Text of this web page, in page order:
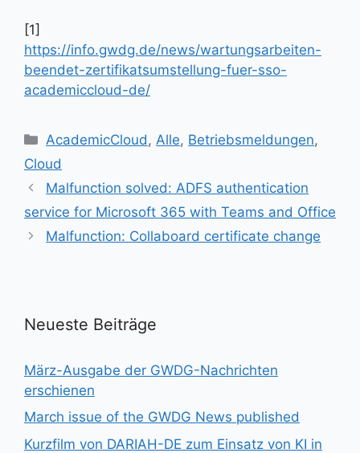
[1]
https://info.gwdg.de/news/wartungsarbeiten-
beendet-zertifikatsumstellung-fuer-sso-
academiccloud-de/
Kategorien
AcademicCloud , Alle, Betriebsmeldungen,
Cloud
Malfunction solved: ADFS authentication
service for Microsoft 365 with Teams and Office
Malfunction: Collaboard certificate change
Neueste Beiträge
März-Ausgabe der GWDG-Nachrichten
erschienen
March issue of the GWDG News published
Kurzfilm von DARIAH-DE zum Einsatz von KI in